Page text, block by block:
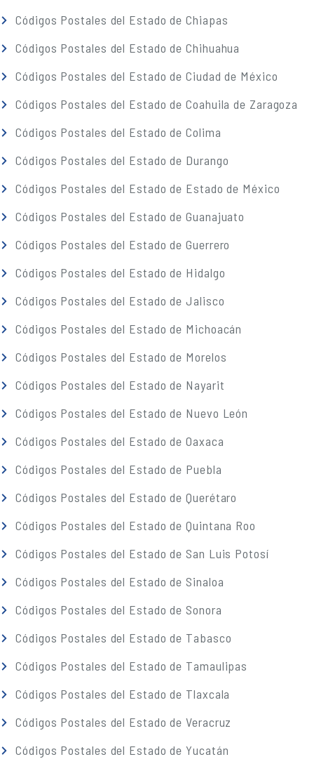
Códigos Postales del Estado de Chiapas
Códigos Postales del Estado de Chihuahua
Códigos Postales del Estado de Ciudad de México
Códigos Postales del Estado de Coahuila de Zaragoza
Códigos Postales del Estado de Colima
Códigos Postales del Estado de Durango
Códigos Postales del Estado de Estado de México
Códigos Postales del Estado de Guanajuato
Códigos Postales del Estado de Guerrero
Códigos Postales del Estado de Hidalgo
Códigos Postales del Estado de Jalisco
Códigos Postales del Estado de Michoacán
Códigos Postales del Estado de Morelos
Códigos Postales del Estado de Nayarit
Códigos Postales del Estado de Nuevo León
Códigos Postales del Estado de Oaxaca
Códigos Postales del Estado de Puebla
Códigos Postales del Estado de Querétaro
Códigos Postales del Estado de Quintana Roo
Códigos Postales del Estado de San Luis Potosí
Códigos Postales del Estado de Sinaloa
Códigos Postales del Estado de Sonora
Códigos Postales del Estado de Tabasco
Códigos Postales del Estado de Tamaulipas
Códigos Postales del Estado de Tlaxcala
Códigos Postales del Estado de Veracruz
Códigos Postales del Estado de Yucatán